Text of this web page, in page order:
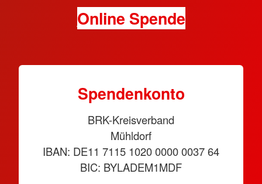
Online Spende
Spendenkonto
BRK-Kreisverband
Mühldorf
IBAN: DE11 7115 1020 0000 0037 64
BIC: BYLADEM1MDF